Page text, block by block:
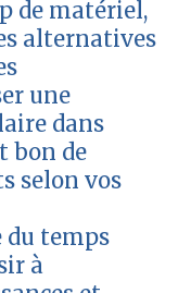
de matériel,
alternatives
une
dans
bon de
selon vos
du temps
à